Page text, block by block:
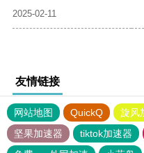
2025-02-11
友情链接
网站地图 QuickQ 旋风
坚果加速器
tiktok加速器